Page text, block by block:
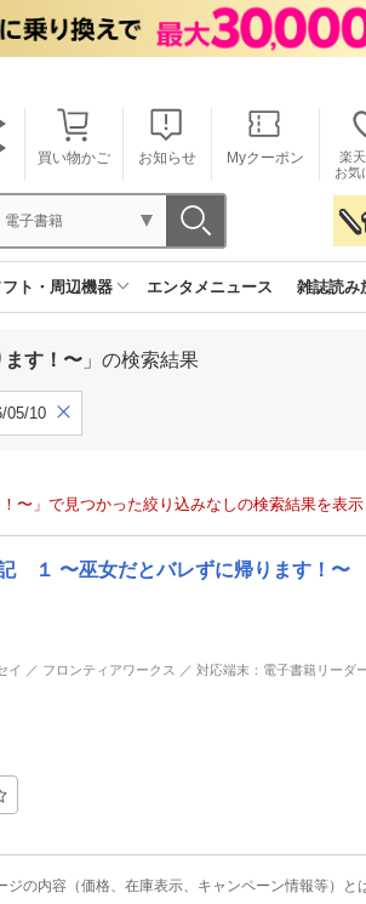
買い物かご お知らせ Myクーポン
楽
お気
電子書籍
ト・周辺機器 エンタメニュース 雑誌読み
ます！〜 」の検索結果
05/10
〜」で見つかった絞り込みなしの検索結果を表
１ 〜巫女だとバレずに帰ります！〜
イ ／ フロンティアワークス ／ 対応端末：電子書籍リーダ
の内容（価格、在庫表示、キャンペーン情報等）と